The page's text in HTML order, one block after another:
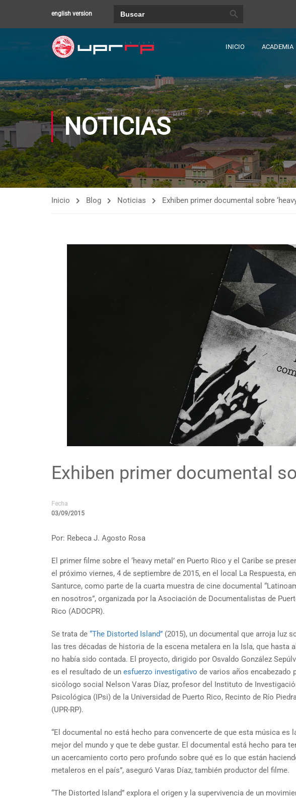
english version
INICIO ACADEMIA
NOTICIAS
Inicio Blog Noticias Exhiben primer documental sobre
Exhiben primer documental
Fecha
03/09/2015
Por: Rebeca J. Agosto Rosa
El primer filme sobre el ‘heavy metal’ en Puerto Rico y el Caribe se
el próximo viernes, 4 de septiembre de 2015, en el local La Respuesta, en
Santurce, como parte de la cuarta muestra de cine documental
en nosotros”, organizada por la Asociación de Documentalistas de
Rico (ADOCPR).
Se trata de “The Distorted Island” (2015), un documental que arroja luz
las tres décadas de historia de la escena metalera en la Isla, que hasta
no había sido contada. El proyecto, dirigido por Osvaldo González
es el resultado de un esfuerzo investigativo de varios años encabezado
sicólogo social Nelson Varas Díaz, profesor del Instituto de
Psicológica (IPsi) de la Universidad de Puerto Rico, Recinto de Río
(UPR-RP).
“El documental no está hecho para convencerte de que esta música es
mejor del mundo y que te debe gustar. El documental está hecho para
un acercamiento corto pero profundo sobre qué es lo que están
metaleros en el país”, aseguró Varas Díaz, también productor del filme.
“The Distorted Island” explora el origen y la supervivencia de un